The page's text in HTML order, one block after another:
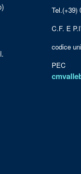
Tel.(+39)
C.F. E
codice
PEC